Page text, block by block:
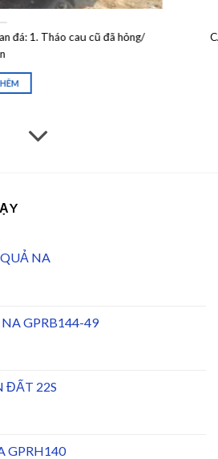
CÁP LÀM SAO CHO ĐÚNG? Dưới dây
NA
GPRB144-49
ĐẤT 22S
GPRH140